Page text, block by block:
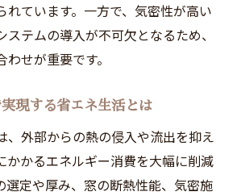
れています。一方で、気密性が高い
テムの導入が不可欠となるため、
せが重要です。
現する省エネ生活とは
、外部からの熱の侵入や流出を抑え
かかるエネルギー消費を大幅に削減
選定や厚み、窓の断熱性能、気密施